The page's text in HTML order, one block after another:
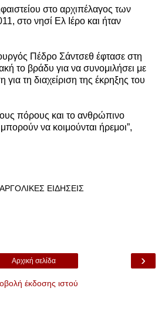
στο αρχιπέλαγος των
στο νησί Ελ Ιέρο και ήταν
Πέδρο Σάντσεθ έφτασε στη
το βράδυ για να συνομιλήσει με
για τη διαχείριση της έκρηξης του
πόρους και το ανθρώπινο
να κοιμούνται ήρεμοι”,
ΑΡΓΟΛΙΚΕΣ ΕΙΔΗΣΕΙΣ
›
Αρχική σελίδα
έκδοσης ιστού